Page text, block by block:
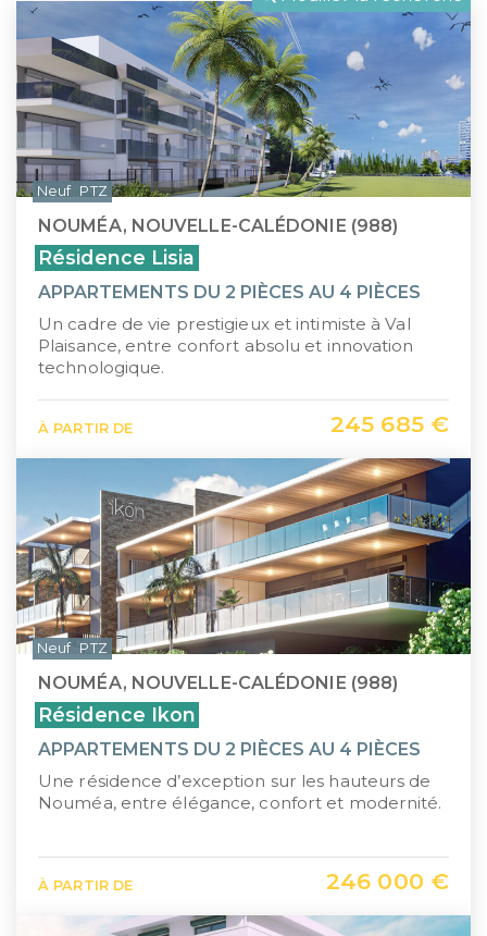
LLI
CIIC (Corse)
Maurice (non-résident)
PTZ
TVA réduite
Pays de la Loire
Provence-Alpes-Côte d'Azur
Guadeloupe (971)
Guyane (973)
La Réunion (974)
Martinique (972)
Nouvelle-Calédonie (988)
Polynésie française (987)
Île Maurice
NOUMÉA, NOUVELLE-CALÉDONIE (988)
Résidence Lisia
APPARTEMENTS DU 2 PIÈCES AU 4 PIÈCES
Un cadre de vie prestigieux et intimiste à Val
Plaisance, entre confort absolu et innovation
technologique.
À PARTIR DE 245 685 €
Neuf PTZ
NOUMÉA, NOUVELLE-CALÉDONIE (988)
Résidence Ikon
APPARTEMENTS DU 2 PIÈCES AU 4 PIÈCES
Une résidence d’exception sur les hauteurs de
Nouméa, entre élégance, confort et modernité.
À PARTIR DE 246 000 €
Neuf PTZ